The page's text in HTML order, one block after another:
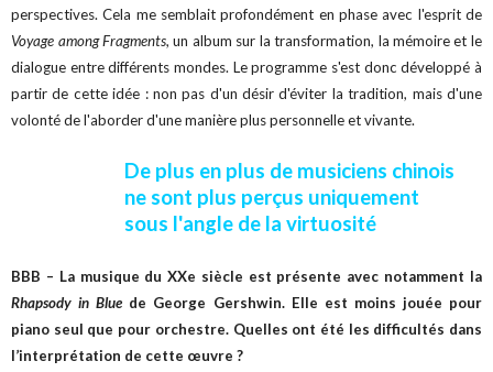
perspectives. Cela me semblait profondément en phase avec l'esprit de
Voyage among Fragments, un album sur la transformation, la mémoire et le
dialogue entre différents mondes. Le programme s'est donc développé à
partir de cette idée : non pas d'un désir d'éviter la tradition, mais d'une
volonté de l'aborder d'une manière plus personnelle et vivante.
De plus en plus de musiciens chinois
ne sont plus perçus uniquement
sous l'angle de la virtuosité
BBB – La musique du XXe siècle est présente avec notamment la
Rhapsody in Blue de George Gershwin. Elle est moins jouée pour
piano seul que pour orchestre. Quelles ont été les difficultés dans
l’interprétation de cette œuvre ?